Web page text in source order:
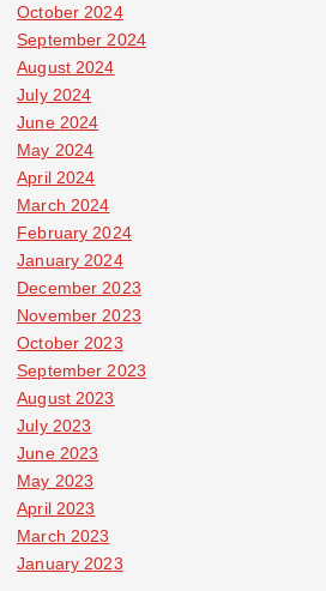
October 2024
September 2024
August 2024
July 2024
June 2024
May 2024
April 2024
March 2024
February 2024
January 2024
December 2023
November 2023
October 2023
September 2023
August 2023
July 2023
June 2023
May 2023
April 2023
March 2023
January 2023